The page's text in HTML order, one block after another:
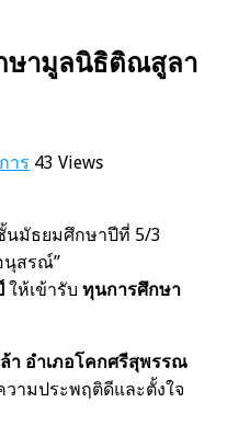
ษามูลนิธิติณสูลา
าร 43 Views
นมัธยมศึกษาปีที่ 5/3
นุสรณ์”
ให้เข้ารับ ทุนการศึกษา
ล้า อำเภอโคกศรีสุพรรณ
ามประพฤติดีและตั้งใจ